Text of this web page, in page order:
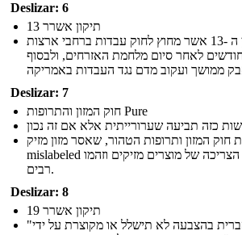
Deslizar: 6
13 תיקון אשרר
הקונגרס האמריקני חוק לתיקון ה -13 אשר מחוץ לחוק עבדות ברחבי ארצות
לאחר סיום מלחמת האזרחים, ולבסוף
Deslizar: 7
חוק המזון והתרופות Pure
את חוק המזון ותרופות הטהור, שאסר מזון מזיק
mislabeled וסמים. חוק זה מוגן אזרחים מן הצריכה של מוצרים מזיקים וזהמו
רבים.
Deslizar: 8
19 תיקון אשרר
"זכותם של אזרחי ארצות הברית בהצבעה לא תישלל או מקוצרת על ידי